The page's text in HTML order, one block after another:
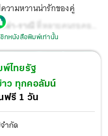
วามหวานน่ารักของคู่
ล่า-ราณี ที่หลายคนรอคอย
ชิกหนังสือพิมพ์เท่านั้น
ไทยรัฐ
าว ทุกคอลัมน์
ฟรี 1 วัน
ำกัด